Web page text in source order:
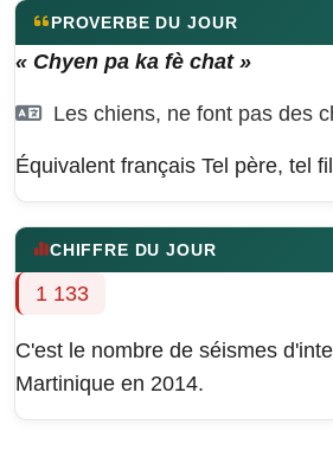
PROVERBE DU JOUR
« Chyen pa ka fè chat »
Les chiens, ne font pas des
Équivalent français Tel père, tel
CHIFFRE DU JOUR
1 133
C'est le nombre de séismes
Martinique en 2014.